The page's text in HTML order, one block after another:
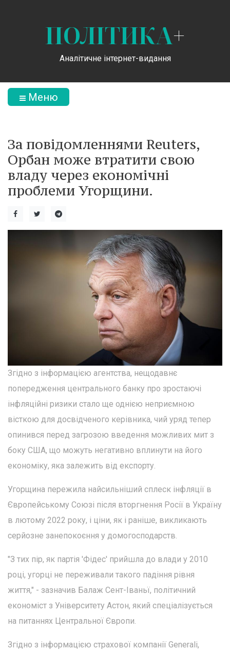
ПОЛІТИКА+
Аналітичне інтернет-видання
Меню
За повідомленнями Reuters,
Орбан може втратити свою
владу через економічні
проблеми Угорщини.
Згідно з інформацією агентства, нещодавнє
попередження центрального банку про зростаючі
інфляційні ризики стало ще однією неприємною
вісткою для досвідченого керівника, чий уряд тепер
опинився перед загрозою введення можливих мит з
боку США, що можуть негативно вплинути на його
економіку, яка залежить від експорту.
Угорщина пережила найсильніший сплеск інфляції в
Європейському Союзі після вторгнення Росії в Україну
в лютому 2022 року, і ціни, як і раніше, викликають
серйозне занепокоєння у домогосподарств.
"З тих пір, як партія 'Фідес' прийшла до влади у 2010
році, угорці не переживали такого падіння рівня
життя," - зазначив Балаж Сент-Іваньї, політичний
економіст з Університету Астон, який спеціалізується
на питаннях Центральної Європи.
Згідно з інформацією страхової компанії Generali,